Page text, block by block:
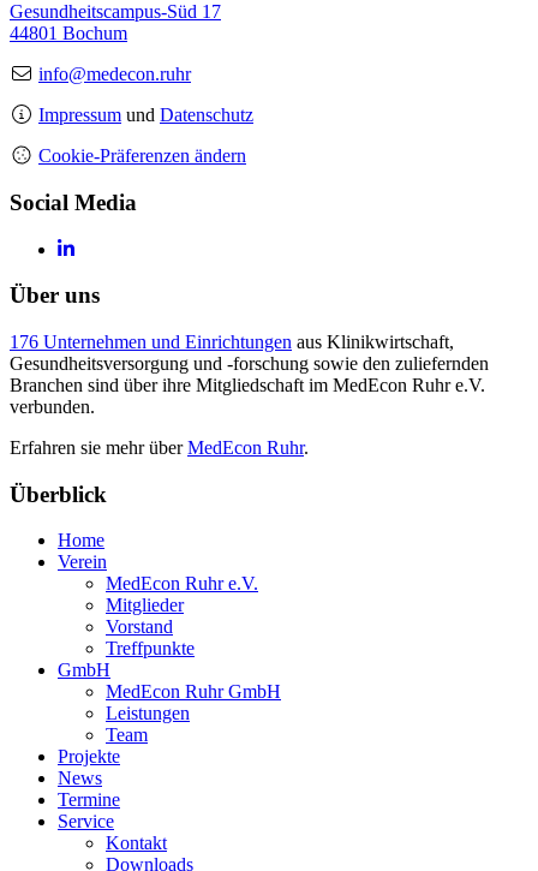
Gesundheitscampus-Süd 17
44801 Bochum
info@medecon.ruhr
Impressum und Datenschutz
Cookie-Präferenzen ändern
Social Media
Über uns
176 Unternehmen und Einrichtungen aus Klinikwirtschaft,
Gesundheitsversorgung und -forschung sowie den zuliefernden
Branchen sind über ihre Mitgliedschaft im MedEcon Ruhr e.V.
verbunden.
Erfahren sie mehr überMedEcon Ruhr.
Überblick
Home
Verein
MedEcon Ruhr e.V.
Mitglieder
Vorstand
Treffpunkte
GmbH
MedEcon Ruhr GmbH
Leistungen
Team
Projekte
News
Termine
Service
Kontakt
Downloads